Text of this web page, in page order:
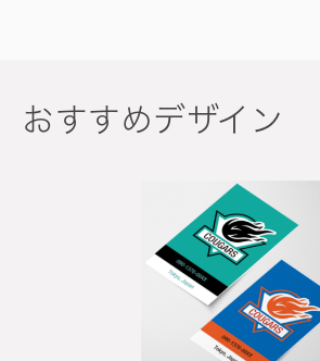
おすすめデザイン